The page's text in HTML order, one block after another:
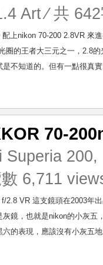
Art⁄ 共
上nikon 70-200 2.8VR 來
圈的王者大三元之一，2.8
是不知道的。但有一點很真
70-
Superia 200,
數 6,711
f/2.8 VR 這支鏡頭在2003年
灰鏡，也就是nikon的小灰五
六的表現，應該沒有小灰五